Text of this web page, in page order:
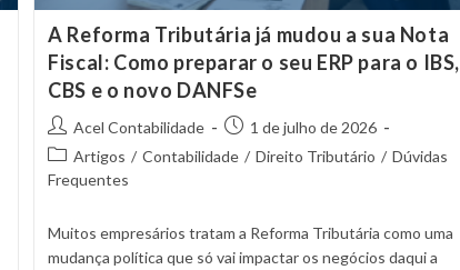
A Reforma Tributária já mudou a sua Nota
Fiscal: Como preparar o seu ERP para o IBS,
CBS e o novo DANFSe
Acel Contabilidade
1 de julho de 2026
Artigos / Contabilidade / Direito Tributário / Dúvidas
Frequentes
Muitos empresários tratam a Reforma Tributária como uma
mudança política que só vai impactar os negócios daqui a